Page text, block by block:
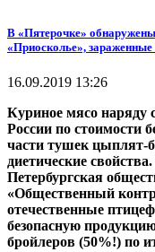
В «Пятерочке»
«Приосколье», зараженные
16.09.2019 13:26
Куриное мясо наряду
России по стоимости
части тушек цыплят-
диетические
Петербургская
«Общественный
отечественные
безопасную
бройлеров (50%!) по